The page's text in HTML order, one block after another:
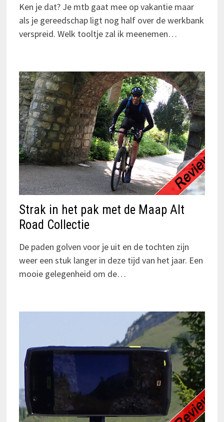
Ken je dat? Je mtb gaat mee op vakantie maar
als je gereedschap ligt nog half over de werkbank
verspreid. Welk tooltje zal ik meenemen…
Strak in het pak met de Maap Alt
Road Collectie
De paden golven voor je uit en de tochten zijn
weer een stuk langer in deze tijd van het jaar. Een
mooie gelegenheid om de…